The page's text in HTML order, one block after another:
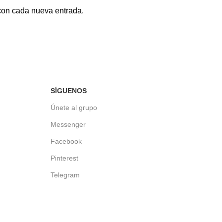
cada nueva entrada.
SÍGUENOS
Únete al grupo
Messenger
Facebook
Pinterest
Telegram